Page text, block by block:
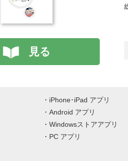
見る
iPhone･iPad アプリ
Android アプリ
Windowsストアアプリ
PC アプリ